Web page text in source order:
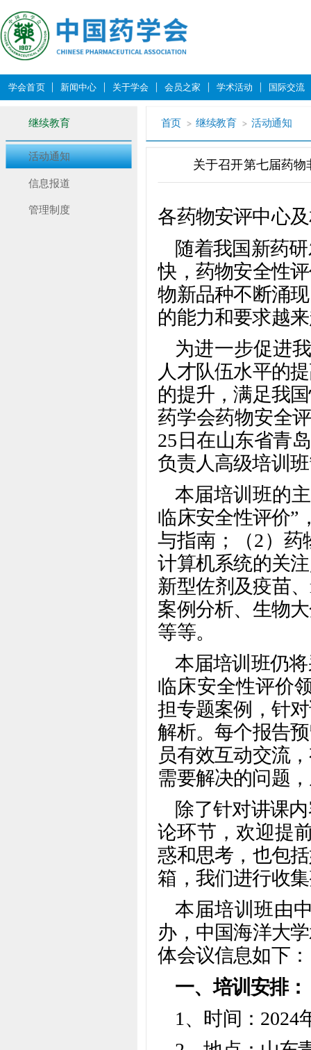
学会首页 新闻中心 关于学会 会员之家 学术活动 国际交流
继续教育
活动通知
信息报道
管理制度
首页 继续教育 活动通知
关于召开第七届药
各药物安评中心
随着我国新药
快，药物安全性
物新品种不断涌
的能力和要求越
为进一步促进
人才队伍水平的
的提升，满足我
药学会药物安全
25日在山东省青
负责人高级培训
本届培训班的
临床安全性评价”
与指南；（2）药
计算机系统的关
新型佐剂及疫苗
案例分析、生物
等等。
本届培训班仍
临床安全性评价
担专题案例，针
解析。每个报告
员有效互动交流
需要解决的问题
除了针对讲课
论环节，欢迎提
惑和思考，也包
箱，我们进行收
本届培训班由
办，中国海洋大
体会议信息如下：
一、培训安排：
1、时间：2024